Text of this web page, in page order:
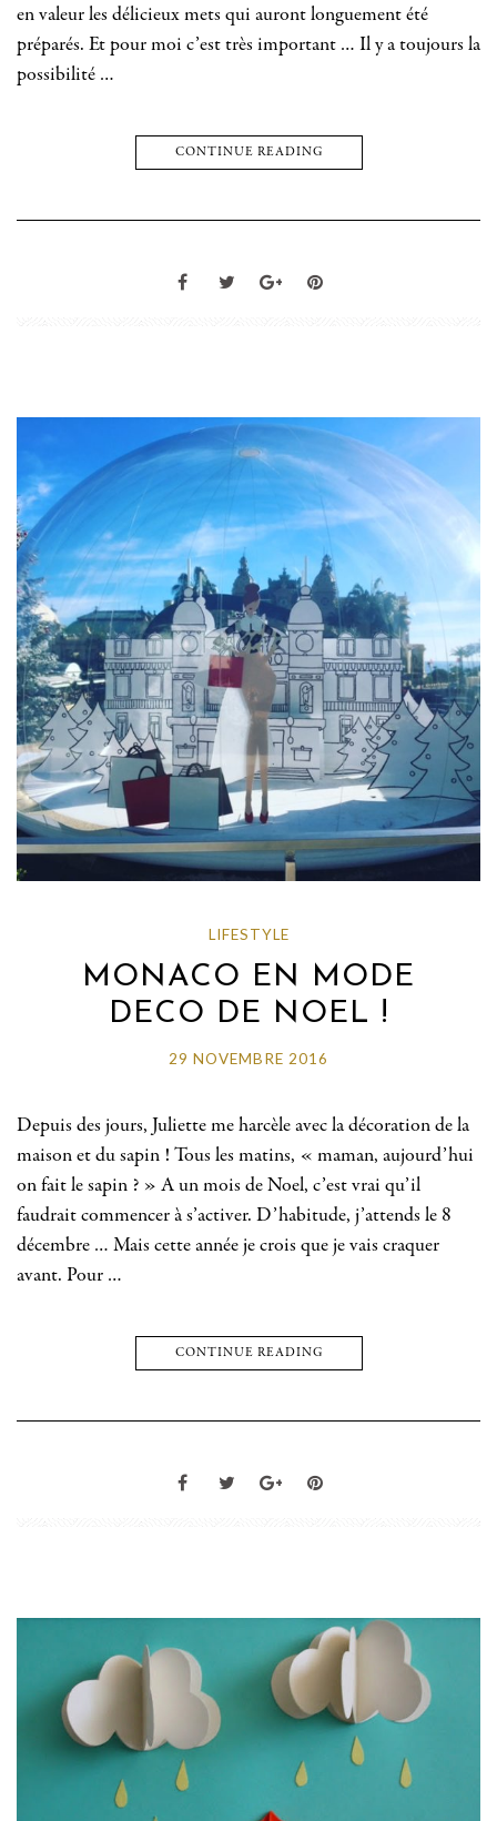
en valeur les délicieux mets qui auront longuement été
préparés. Et pour moi c’est très important … Il y a toujours la
possibilité …
CONTINUE READING
LIFESTYLE
MONACO EN MODE
DECO DE NOEL !
29 NOVEMBRE 2016
Depuis des jours, Juliette me harcèle avec la décoration de la
maison et du sapin ! Tous les matins, « maman, aujourd’hui
on fait le sapin ? » A un mois de Noel, c’est vrai qu’il
faudrait commencer à s’activer. D’habitude, j’attends le 8
décembre … Mais cette année je crois que je vais craquer
avant. Pour …
CONTINUE READING